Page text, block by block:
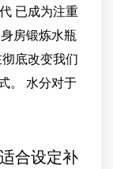
已成为注重
房锻炼水瓶
底改变我们
。 水分对于
合设定补